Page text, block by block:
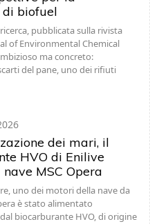
di biofuel
pubblicata sulla rivista
of Environmental Chemical
ma concreto:
del pane, uno dei rifiuti
dei mari, il
HVO di Enilive
MSC Opera
uno dei motori della nave da
è stato alimentato
biocarburante HVO, di origine